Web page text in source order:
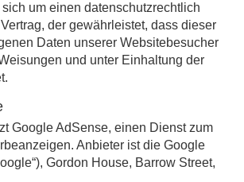
um einen datenschutzrechtlich
der gewährleistet, dass dieser
Daten unserer Websitebesucher
und unter Einhaltung der
Google AdSense, einen Dienst zum
Anbieter ist die Google
Gordon House, Barrow Street,